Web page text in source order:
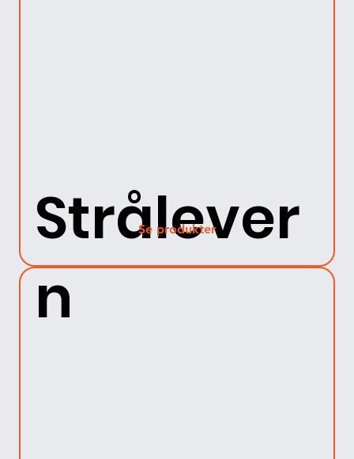
Strålever
n
Se produkter